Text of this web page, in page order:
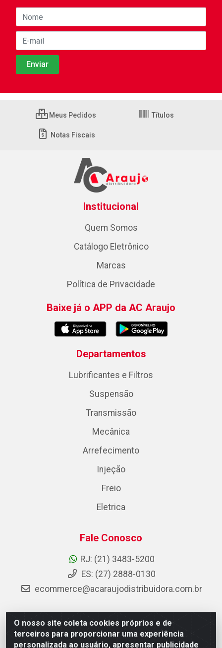
O nosso site coleta cookies próprios e de
terceiros para proporcionar uma experiência
personalizada ao usuário, apresentar publicidade
Meus Pedidos Títulos
Notas Fiscais
Institucional
Quem Somos
Catálogo Eletrônico
Marcas
Política de Privacidade
Baixe já o APP da AC Araujo
Departamentos
Lubrificantes e Filtros
Suspensão
Transmissão
Mecânica
Arrefecimento
Injeção
Freio
Eletrica
Fale Conosco
RJ: (21) 3483-5200
ES: (27) 2888-0130
ecommerce@acaraujodistribuidora.com.br
AC Araujo Distribuidora - Rua Carneiro de Campos, 42 -
São Cristóvão, Rio de Janeiro/RJ - CEP 20.920-410 -